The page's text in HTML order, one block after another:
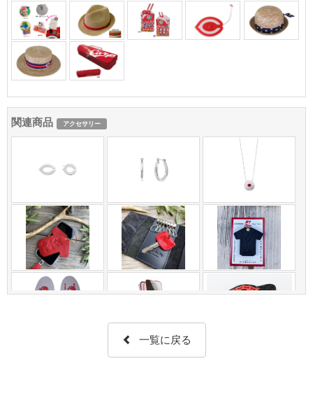
関連商品 アクセサリー
一覧に戻る